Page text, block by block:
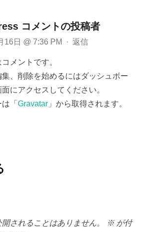
コメントの投稿者
16日 @ 7:36 PM · 返信
メントです。
、削除を始めるにはダッシュボー
にアクセスしてください。
「 Gravatar」から取得されます。
されることはありません。 ※が付